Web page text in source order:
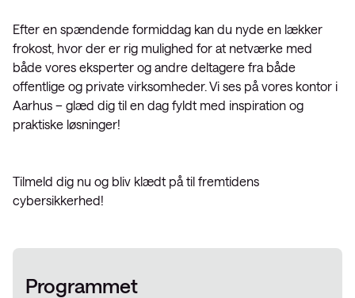
Efter en spændende formiddag kan du nyde en lækker
frokost, hvor der er rig mulighed for at netværke med
både vores eksperter og andre deltagere fra både
offentlige og private virksomheder. Vi ses på vores kontor i
Aarhus – glæd dig til en dag fyldt med inspiration og
praktiske løsninger!
Tilmeld dig nu og bliv klædt på til fremtidens
cybersikkerhed!
Programmet